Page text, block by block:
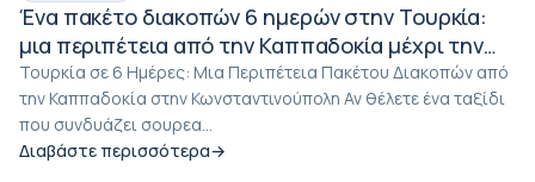
Ένα πακέτο διακοπών 6 ημερών στην Τουρκία:
μια περιπέτεια από την Καππαδοκία μέχρι την
Κωνσταντινούπολη
Τουρκία σε 6 Ημέρες: Μια Περιπέτεια Πακέτου Διακοπών από
την Καππαδοκία στην Κωνσταντινούπολη Αν θέλετε ένα ταξίδι
που συνδυάζει σουρεα...
Διαβάστε περισσότερα